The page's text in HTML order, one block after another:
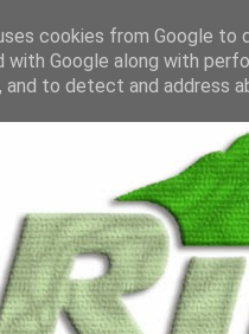
cookies from Google to
with Google along with
to detect and address